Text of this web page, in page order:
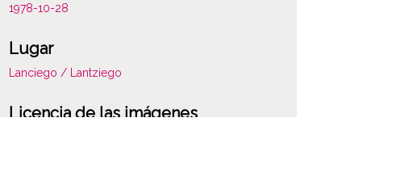
1978-10-28
Lugar
Lanciego / Lantziego
Licencia de las imágenes